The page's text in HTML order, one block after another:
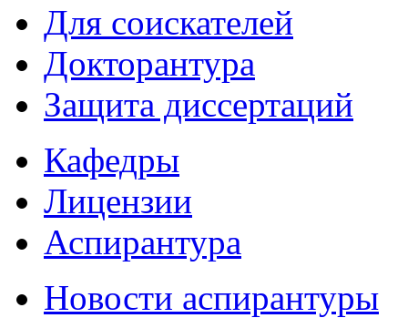
Для соискателей
Докторантура
Защита диссертаций
Кафедры
Лицензии
Аспирантура
Новости аспирантуры